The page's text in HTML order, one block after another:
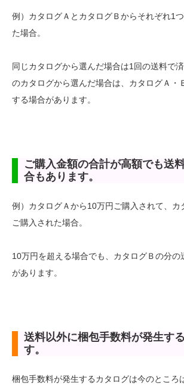
例）カタログＡとカタログＢからそれぞれ1
た場合。
同じカタログから選んだ場合は1回の送料で
のカタログから選んだ場合は、カタログＡ・
する場合があります。
ご購入金額の合計が高額でも送
合もあります。
例）カタログＡから10万円ご購入されて、カ
ご購入された場合。
10万円を超える場合でも、カタログＢの分の
があります。
送料以外に梱包手数料が発生す
す。
梱包手数料が発生するカタログは今のところ